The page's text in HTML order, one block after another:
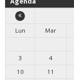
Lun
Mar
3
4
10
11